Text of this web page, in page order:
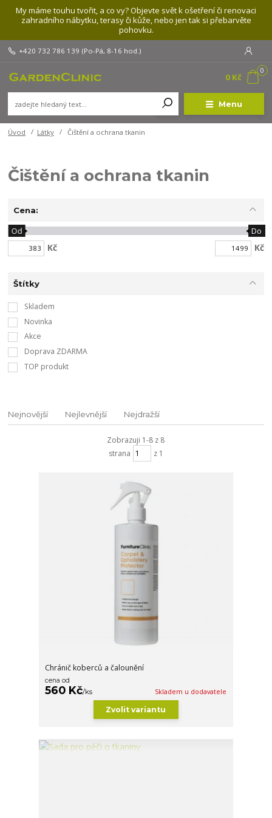
My máme touhu tvořit, a co vy? Objevte svět k ošetření či renovaci
zahradního nábytku, terasy či kůže, nebo jen tak si přebarvěte
pohovku.
Menu
+420 732 786 139 (Po-Pá, 8-16 hod.)
0
0 Kč
Úvod Látky Čištění a ochrana tkanin
Čištění a ochrana tkanin
Cena:
Kč
Od Do
Kč
Štítky
Skladem
Novinka
Akce
Doprava ZDARMA
TOP produkt
Nejnovější Nejlevnější Nejdražší
Zobrazuji 1-8 z 8
strana
z 1
Chránič koberců a čalounění
cena od
560 Kč/ks Skladem u dodavatele
Zvolit variantu